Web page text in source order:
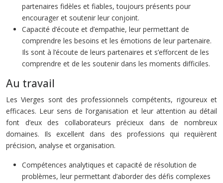
partenaires fidèles et fiables, toujours présents pour
encourager et soutenir leur conjoint.
Capacité d’écoute et d’empathie, leur permettant de
comprendre les besoins et les émotions de leur partenaire.
Ils sont à l’écoute de leurs partenaires et s’efforcent de les
comprendre et de les soutenir dans les moments difficiles.
Au travail
Les Vierges sont des professionnels compétents, rigoureux et
efficaces. Leur sens de l’organisation et leur attention au détail
font d’eux des collaborateurs précieux dans de nombreux
domaines. Ils excellent dans des professions qui requièrent
précision, analyse et organisation.
Compétences analytiques et capacité de résolution de
problèmes, leur permettant d’aborder des défis complexes